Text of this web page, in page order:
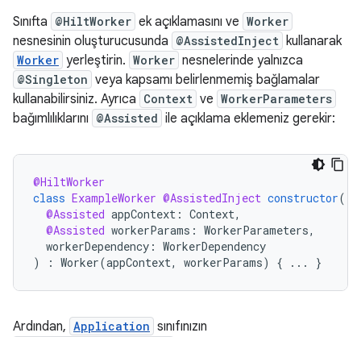
Sınıfta @HiltWorker ek açıklamasını ve Worker
nesnesinin oluşturucusunda @AssistedInject kullanarak
Worker yerleştirin. Worker nesnelerinde yalnızca
@Singleton veya kapsamı belirlenmemiş bağlamalar
kullanabilirsiniz. Ayrıca Context ve WorkerParameters
bağımlılıklarını @Assisted ile açıklama eklemeniz gerekir:
@HiltWorker
class ExampleWorker @AssistedInject constructor(
@Assisted appContext : Context,
@Assisted workerParams : WorkerParameters,
workerDependency : WorkerDependency
)
: Worker(appContext, workerParams) { ... }
Ardından, Application sınıfınızın